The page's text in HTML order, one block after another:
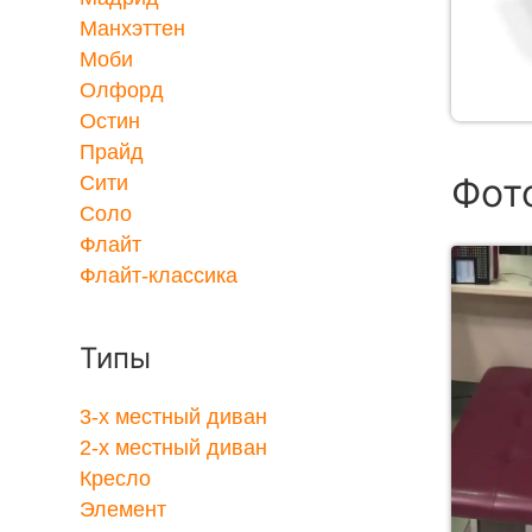
Манхэттен
Моби
Олфорд
Остин
Прайд
Сити
Соло
Флайт
Флайт-классика
Типы
3-x местный диван
2-x местный диван
Кресло
Элемент